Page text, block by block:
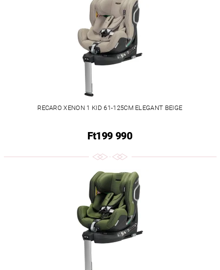
RECARO XENON 1 KID 61-125CM ELEGANT BEIGE
Ft199 990